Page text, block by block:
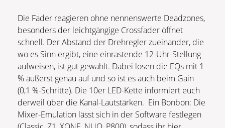
Die Fader reagieren ohne nennenswerte Deadzones,
besonders der leichtgängige Crossfader öffnet
schnell. Der Abstand der Drehregler zueinander, die
wo es Sinn ergibt, eine einrastende 12-Uhr-Stellung
aufweisen, ist gut gewählt. Dabei lösen die EQs mit 1
% äußerst genau auf und so ist es auch beim Gain
(0,1 %-Schritte). Die 10er LED-Kette informiert euch
derweil über die Kanal-Lautstärken. Ein Bonbon: Die
Mixer-Emulation lässt sich in der Software festlegen